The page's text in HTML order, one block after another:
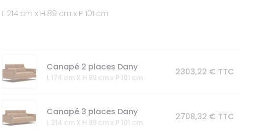
L 214 cm x H 89 cm x P 101 cm
Canapé 2 places Dany
L 174 cm X H 89 cm x P 101 cm
2303,22 € TTC
Canapé 3 places Dany
L 214 cm X H 89 cm x P 101 cm
2708,32 € TTC